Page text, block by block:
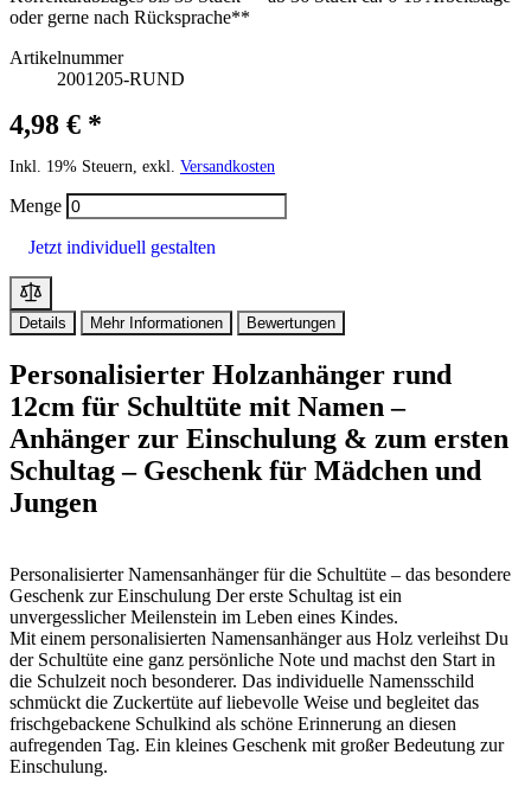
oder gerne nach Rücksprache**
Artikelnummer
2001205-RUND
4,98 € *
Inkl. 19% Steuern, exkl. Versandkosten
Menge
Jetzt individuell gestalten
Details Mehr Informationen Bewertungen
Personalisierter Holzanhänger rund
12cm für Schultüte mit Namen –
Anhänger zur Einschulung & zum ersten
Schultag – Geschenk für Mädchen und
Jungen
Personalisierter Namensanhänger für die Schultüte – das besondere
Geschenk zur Einschulung Der erste Schultag ist ein
unvergesslicher Meilenstein im Leben eines Kindes.
Mit einem personalisierten Namensanhänger aus Holz verleihst Du
der Schultüte eine ganz persönliche Note und machst den Start in
die Schulzeit noch besonderer. Das individuelle Namensschild
schmückt die Zuckertüte auf liebevolle Weise und begleitet das
frischgebackene Schulkind als schöne Erinnerung an diesen
aufregenden Tag. Ein kleines Geschenk mit großer Bedeutung zur
Einschulung.